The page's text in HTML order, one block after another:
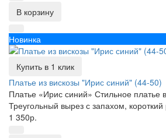
В корзину
Новинка
Купить в 1 клик
Платье из вискозы "Ирис синий" (44-50)
Платье «Ирис синий» Стильное платье
Треугольный вырез с запахом, короткий
1 350р.